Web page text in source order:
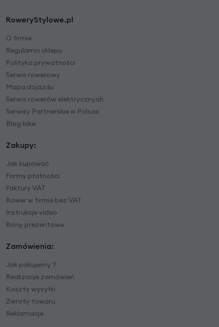
RoweryStylowe.pl
O firmie
Regulamin sklepu
Polityka prywatności
Serwis rowerowy
Mapa dojazdu
Serwis rowerów elektrycznych
Serwisy Partnerskie w Polsce
Blog bike
Zakupy:
Jak kupować
Formy płatności
Faktury VAT
Rower w firmie bez VAT
Instrukcje video
Bony prezentowe
Zamówienia:
Jak pakujemy ?
Realizacje zamówień
Koszty wysyłki
Zwroty towaru
Reklamacje